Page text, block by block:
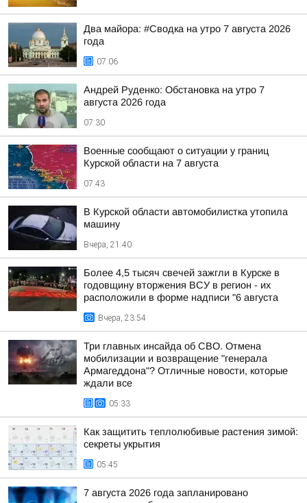
Два майора: #Сводка на утро 7 августа 2026
года
07:06
Андрей Руденко: Обстановка на утро 7
августа 2026 года
07:30
Военные сообщают о ситуации у границ
Курской области на 7 августа
07:43
В Курской области автомобилистка утопила
машину
Вчера, 21:40
Более 4,5 тысяч свечей зажгли в Курске в
годовщину вторжения ВСУ в регион - их
расположили в форме надписи "6 августа
Вчера, 23:54
Три главных инсайда об СВО. Отмена
мобилизации и возвращение "генерала
Армагеддона"? Отличные новости, которые
ждали все
05:33
Как защитить теплолюбивые растения зимой:
секреты укрытия
05:45
7 августа 2026 года запланировано